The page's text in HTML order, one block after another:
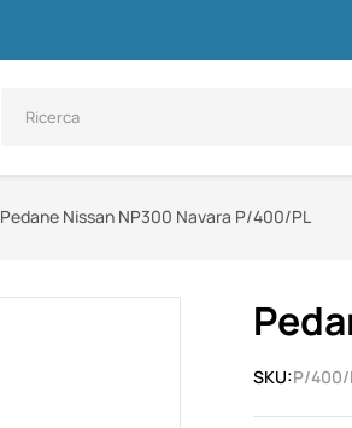
Pedane Nissan NP300 Navara P/400/PL
SKU:P/400/